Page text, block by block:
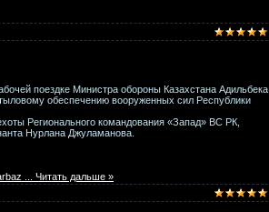
поездке Министра обороны Казахстана Адильбека
обеспечению вооруженных сил Республики
Регионального командования «Запад» ВС РК,
Нурлана Джуламанова.
Читать дальше »